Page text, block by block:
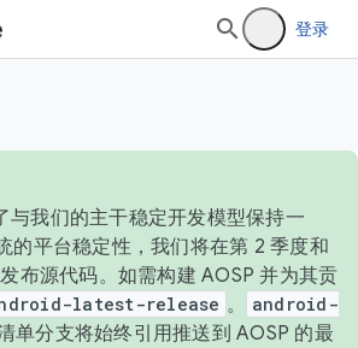
登录
与我们的主干稳定开发模型保持一
的平台稳定性，我们将在第 2 季度和
布源代码。如需构建 AOSP 并为其贡
latest-release 。
android-
单分支将始终引用推送到 AOSP 的最